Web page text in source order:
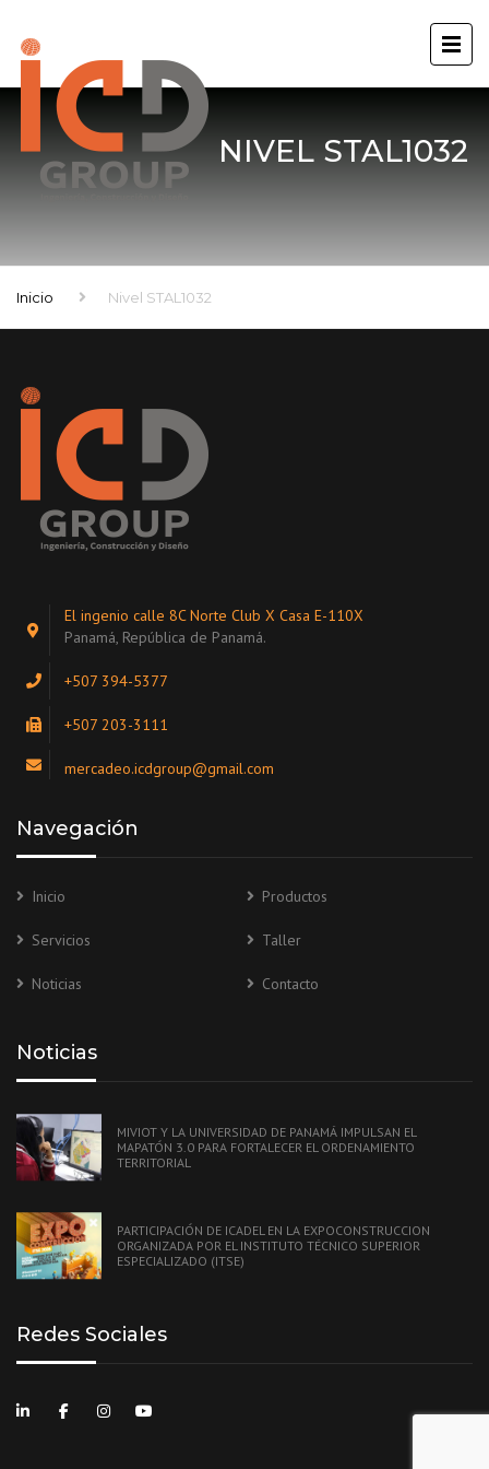
NIVEL STAL1032
Inicio Nivel STAL1032
El ingenio calle 8C Norte Club X Casa E-110X
Panamá, República de Panamá.
+507 394-5377
+507 203-3111
mercadeo.icdgroup@gmail.com
Navegación
Inicio Productos
Servicios Taller
Noticias Contacto
Noticias
MIVIOT Y LA UNIVERSIDAD DE PANAMÁ IMPULSAN EL
MAPATÓN 3.0 PARA FORTALECER EL ORDENAMIENTO
TERRITORIAL
PARTICIPACIÓN DE ICADEL EN LA EXPOCONSTRUCCION
ORGANIZADA POR EL INSTITUTO TÉCNICO SUPERIOR
ESPECIALIZADO (ITSE)
Redes Sociales